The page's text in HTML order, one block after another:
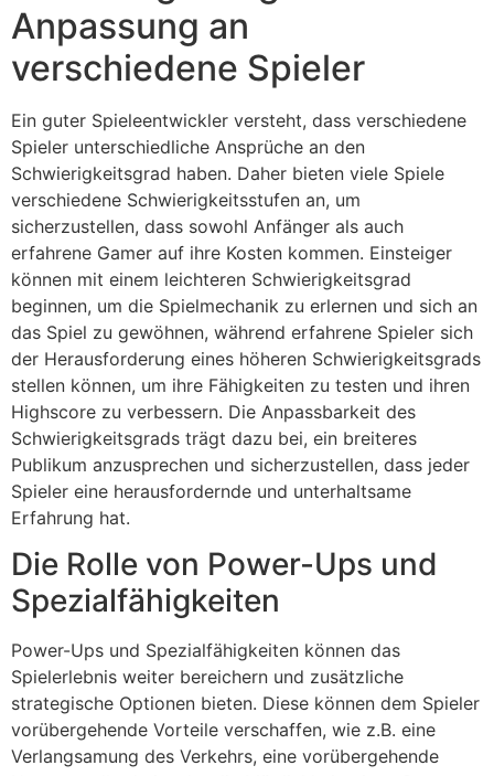
Anpassung an
verschiedene Spieler
Ein guter Spieleentwickler versteht, dass verschiedene
Spieler unterschiedliche Ansprüche an den
Schwierigkeitsgrad haben. Daher bieten viele Spiele
verschiedene Schwierigkeitsstufen an, um
sicherzustellen, dass sowohl Anfänger als auch
erfahrene Gamer auf ihre Kosten kommen. Einsteiger
können mit einem leichteren Schwierigkeitsgrad
beginnen, um die Spielmechanik zu erlernen und sich an
das Spiel zu gewöhnen, während erfahrene Spieler sich
der Herausforderung eines höheren Schwierigkeitsgrads
stellen können, um ihre Fähigkeiten zu testen und ihren
Highscore zu verbessern. Die Anpassbarkeit des
Schwierigkeitsgrads trägt dazu bei, ein breiteres
Publikum anzusprechen und sicherzustellen, dass jeder
Spieler eine herausfordernde und unterhaltsame
Erfahrung hat.
Die Rolle von Power-Ups und
Spezialfähigkeiten
Power-Ups und Spezialfähigkeiten können das
Spielerlebnis weiter bereichern und zusätzliche
strategische Optionen bieten. Diese können dem Spieler
vorübergehende Vorteile verschaffen, wie z.B. eine
Verlangsamung des Verkehrs, eine vorübergehende